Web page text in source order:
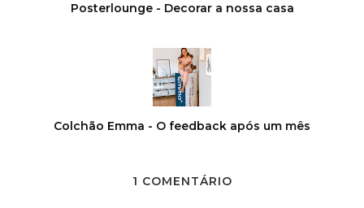
Posterlounge - Decorar a nossa casa
Colchão Emma - O feedback após um mês
1 COMENTÁRIO